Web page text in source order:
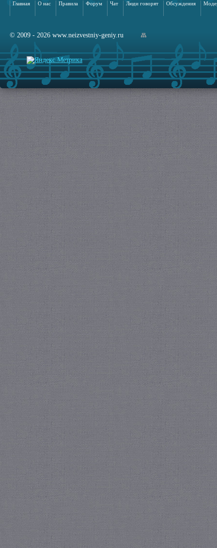
Главная О нас Правила Форум Чат Люди говорят Обсуждения
© 2009 - 2026 www.neizvestniy-geniy.ru
сайта